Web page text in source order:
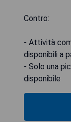
Contro:
- Attività
disponibili a
- Solo una
disponibile